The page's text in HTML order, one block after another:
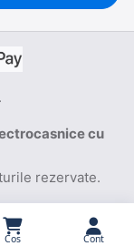
Coș Cont
cu
rezervate.